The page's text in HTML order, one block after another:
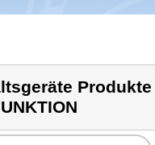
Produkte